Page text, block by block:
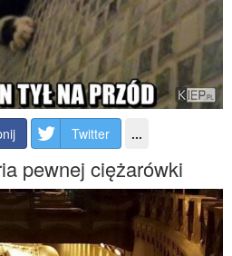
Twitter ...
pewnej ciężarówki